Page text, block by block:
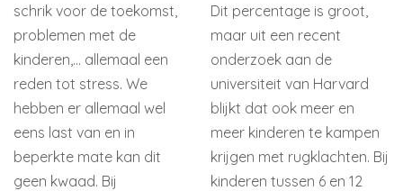
schrik voor de toekomst,
problemen met de
kinderen,... allemaal een
reden tot stress. We
hebben er allemaal wel
eens last van en in
beperkte mate kan dit
geen kwaad. Bij
Dit percentage is groot,
maar uit een recent
onderzoek aan de
universiteit van Harvard
blijkt dat ook meer en
meer kinderen te kampen
krijgen met rugklachten. Bij
kinderen tussen 6 en 12